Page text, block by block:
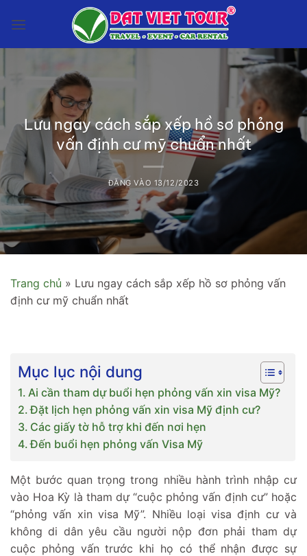
qua
Lưu ngay cách sắp xếp hồ sơ phỏng
vấn định cư mỹ chuẩn nhất
ĐĂNG VÀO 13/12/2023
Trang chủ » Lưu ngay cách sắp xếp hồ sơ phỏng vấn
định cư mỹ chuẩn nhất
Mục lục nội dung
Ai cần tham dự buổi hẹn phỏng vấn xin visa Mỹ?
Đặt lịch hẹn phỏng vấn xin visa Mỹ định cư?
Các giấy tờ hỗ trợ khi đến nơi hẹn
Đến buổi hẹn phỏng vấn Visa Mỹ
Một bước quan trọng trong nhiều hành trình nhập cư
vào Hoa Kỳ là tham dự “cuộc phỏng vấn định cư” hoặc
“phỏng vấn xin visa Mỹ”. Nhiều loại visa định cư và
không di dân yêu cầu người nộp đơn phải tham dự
cuộc phỏng vấn trước khi họ có thể nhận được sự